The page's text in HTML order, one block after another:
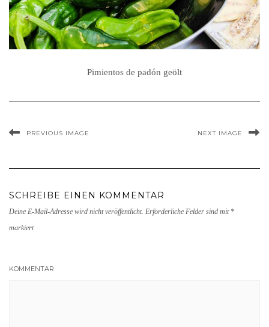
Pimientos de padón geölt
PREVIOUS IMAGE NEXT IMAGE
SCHREIBE EINEN KOMMENTAR
Deine E-Mail-Adresse wird nicht veröffentlicht. Erforderliche Felder sind mit *
markiert
KOMMENTAR